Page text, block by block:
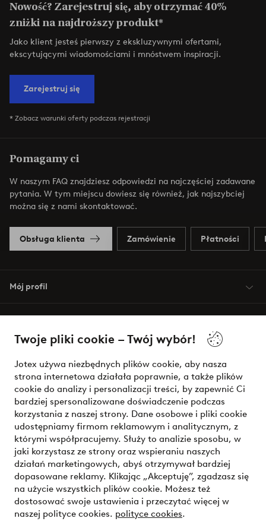
Twoje pliki cookie – Twój wybór!
Jotex używa niezbędnych plików cookie, aby nasza
strona internetowa działała poprawnie, a także plików
cookie do analizy i personalizacji treści, by zapewnić Ci
bardziej spersonalizowane doświadczenie podczas
korzystania z naszej strony. Dane osobowe i pliki cookie
udostępniamy firmom reklamowym i analitycznym, z
którymi współpracujemy. Służy to analizie sposobu, w
jaki korzystasz ze strony oraz wspieraniu naszych
działań marketingowych, abyś otrzymywał bardziej
dopasowane reklamy. Klikając „Akceptuję”, zgadzasz się
na użycie wszystkich plików cookie. Możesz też
dostosować swoje ustawienia i przeczytać więcej w
naszej polityce cookies. polityce cookies.
Nowość? Zarejestruj się, aby otrzymać 40%
zniżki na najdroższy produkt*
Jako klient jesteś pierwszy z ekskluzywnymi ofertami,
ekscytującymi wiadomościami i mnóstwem inspiracji.
Zarejestruj się
* Zobacz warunki oferty podczas rejestracji
Pomagamy ci
W naszym FAQ znajdziesz odpowiedzi na najczęściej zadawane
pytania. W tym miejscu dowiesz się również, jak najszybciej
można się z nami skontaktować.
Obsługa klienta Zamówienie Płatności
Mój profil
Warunki
Bezpieczne płatności - zapłać teraz lub podziel się
Chcesz dowiedzieć się więcej o naszych opcjach płatności